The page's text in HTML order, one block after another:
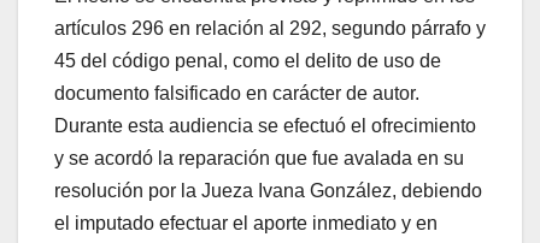
artículos 296 en relación al 292, segundo párrafo y
45 del código penal, como el delito de uso de
documento falsificado en carácter de autor.
Durante esta audiencia se efectuó el ofrecimiento
y se acordó la reparación que fue avalada en su
resolución por la Jueza Ivana González, debiendo
el imputado efectuar el aporte inmediato y en